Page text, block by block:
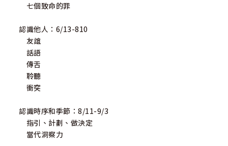
七個致命的罪
認識他人：6/13-810
友誼
話語
傳舌
聆聽
衝突
認識時序和季節：8/11-9/3
指引、計劃、做決定
當代洞察力